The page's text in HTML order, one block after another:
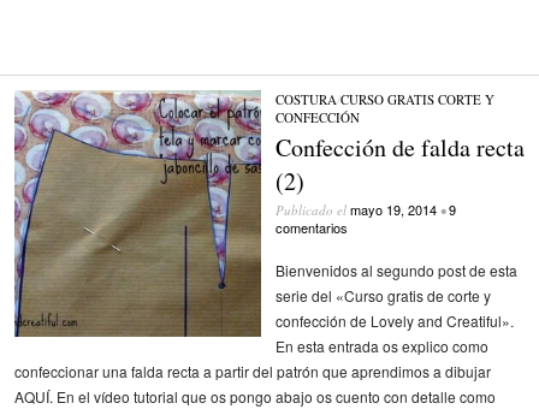
COSTURA/CURSO GRATIS CORTE Y
CONFECCIÓN
Confección de falda recta
(2)
Publicado el mayo 19, 2014 •9
comentarios
Bienvenidos al segundo post de esta
serie del «Curso gratis de corte y
confección de Lovely and Creatiful».
En esta entrada os explico como
confeccionar una falda recta a partir del patrón que aprendimos a dibujar
AQUÍ. En el vídeo tutorial que os pongo abajo os cuento con detalle como